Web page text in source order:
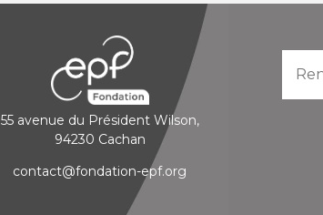
55 avenue du Président Wilson,
94230 Cachan
contact@fondation-epf.org